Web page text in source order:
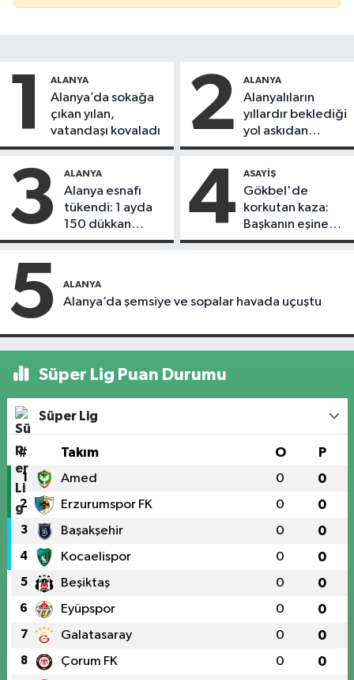
1 ALANYA
Alanya’da sokağa
çıkan yılan,
vatandaşı kovaladı
2 ALANYA
Alanyalıların
yıllardır beklediği
yol askıdan
döndü
3 ALANYA
Alanya esnafı
tükendi: 1 ayda
150 dükkan
kapandı
4 ASAYIŞ
Gökbel'de
korkutan kaza:
Başkanın eşine
motosiklet çarptı
5 ALANYA
Alanya’da şemsiye ve sopalar havada uçuştu
Süper Lig Puan Durumu
Süper Lig
# Takım O P
1 Amed 0 0
2 Erzurumspor FK 0 0
3 Başakşehir 0 0
4 Kocaelispor 0 0
5 Beşiktaş 0 0
6 Eyüpspor 0 0
7 Galatasaray 0 0
8 Çorum FK 0 0